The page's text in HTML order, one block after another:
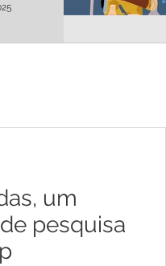
um
pesquisa